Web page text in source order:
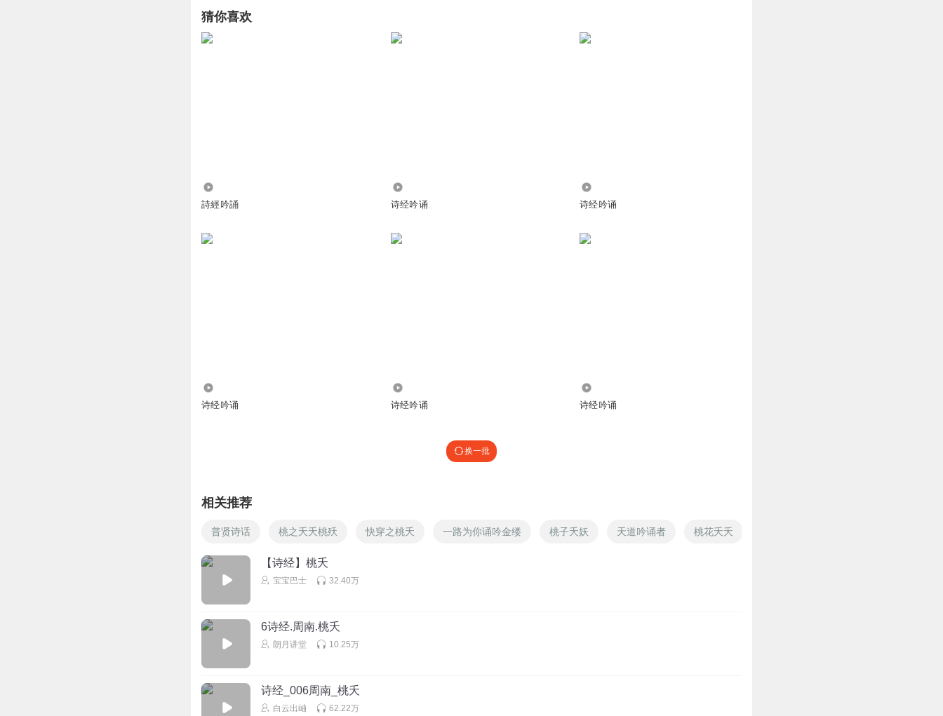
土峡仙综
桃之夭夭，灼灼其华， 之子于归，宜其室家。 桃之夭夭，有蕡其实， 之子于归，宜其家室。 桃之夭夭，其叶蓁蓁，
猜你喜欢
詩經吟誦 诗经吟诵 诗经吟诵
诗经吟诵 诗经吟诵 诗经吟诵
换一批
相关推荐
普贤诗话 桃之夭夭桃殀 快穿之桃夭 一路为你诵吟金缕 桃子夭妖 天道吟诵者 桃花夭夭
【诗经】桃夭
宝宝巴士 32.40万
6诗经.周南.桃夭
朗月讲堂 10.25万
诗经_006周南_桃夭
白云出岫 62.22万